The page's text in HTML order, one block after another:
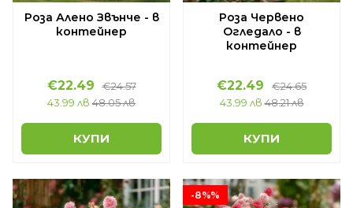
Роза Алено Звънче - в
контейнер
€22.49
€24.57
43.99 лв 48.05 лв
КУПИ
Роза Червено
Огледало - в
контейнер
€22.49
€24.65
43.99 лв 48.21 лв
КУПИ
-8%%